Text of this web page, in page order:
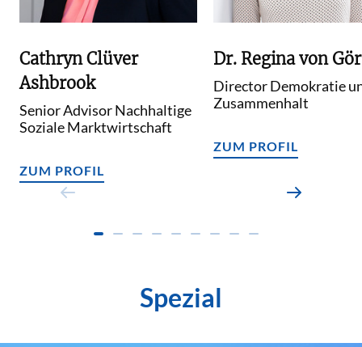
Cathryn Clüver
Ashbrook
Senior Advisor Nachhaltige
Soziale Marktwirtschaft
ZUM PROFIL
Dr. Regina von
Director Demokratie
Zusammenhalt
ZUM PROFIL
Spezial